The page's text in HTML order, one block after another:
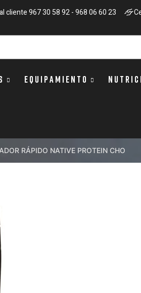
cliente 967 30 58 92 - 968 06 60 23
EQUIPAMIENTO
RÁPIDO NATIVE PROTEIN CHO